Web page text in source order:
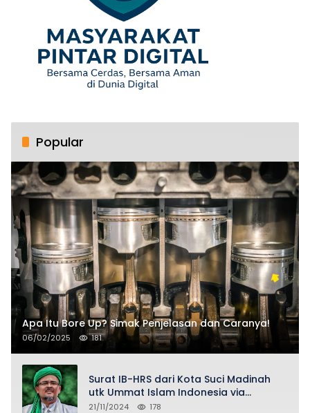
Popular
Apa Itu Bore Up? Simak Penjelasan dan Caranya!
06/02/2025 181
Surat IB-HRS dari Kota Suci Madinah
utk Ummat Islam Indonesia via
Penasihat DPP FPI Asy-Syeikh KH Buya
21/11/2024 178